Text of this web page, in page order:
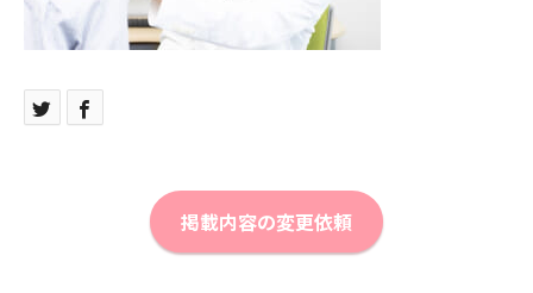
掲載内容の変更依頼